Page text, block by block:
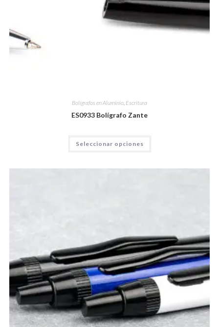
Bolígrafos en Aluminio, Escritura
ES0933 Bolígrafo Zante
Seleccionar opciones